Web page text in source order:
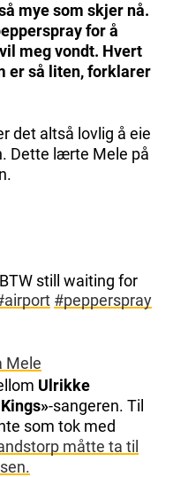
mye som skjer nå.
for å
meg vondt. Hvert
er så liten, forklarer
det altså lovlig å eie
Dette lærte Mele på
still waiting for
#pepperspray
Mele
Ulrikke
-sangeren. Til
som tok med
måtte ta til